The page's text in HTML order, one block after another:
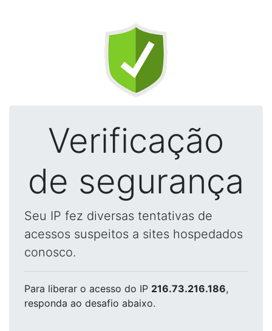
Verificação
de segurança
Seu IP fez diversas tentativas de
acessos suspeitos a sites hospedados
conosco.
Para liberar o acesso do IP 216.73.216.186,
responda ao desafio abaixo.